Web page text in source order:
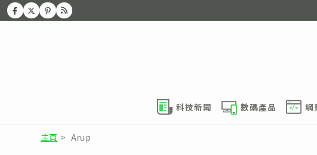
科技新聞 數碼產品 網
主頁 > Arup